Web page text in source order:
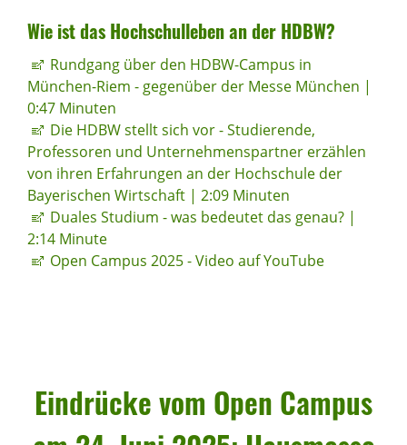
Wie ist das Hoch­schul­leben an der HDBW?
Rundgang über den HDBW-Campus in
München-Riem - gegenüber der Messe München |
0:47 Minuten
Die HDBW stellt sich vor - Studierende,
Professoren und Unternehmenspartner erzählen
von ihren Erfahrungen an der Hochschule der
Bayerischen Wirtschaft | 2:09 Minuten
Duales Studium - was bedeutet das genau? |
2:14 Minute
Open Campus 2025 - Video auf YouTube
Eindrücke vom Open Campus